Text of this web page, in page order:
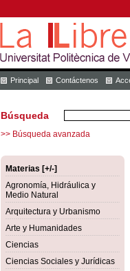
Principal Contáctenos
Búsqueda
>> Búsqueda avanzada
Materias [+/-]
Agronomía, Hidráulica y
Medio Natural
Arquitectura y Urbanismo
Arte y Humanidades
Ciencias
Ciencias Sociales y Jurídicas